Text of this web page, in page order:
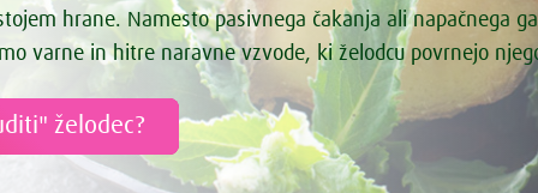
čokoladice s čilijem
s porom
s kvinojo
z meto
z drobnjakom
hrane. Namesto pasivnega čakanja ali napačnega
varne in hitre naravne vzvode, ki želodcu povrnejo
želodec?